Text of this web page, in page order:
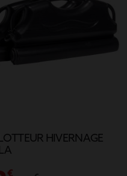
HIVERNAGE
€